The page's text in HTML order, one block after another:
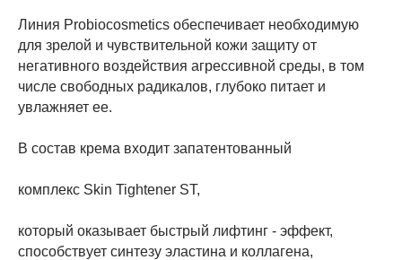
Линия Probiocosmetics обеспечивает необходимую
для зрелой и чувствительной кожи защиту от
негативного воздействия агрессивной среды, в том
числе свободных радикалов, глубоко питает и
увлажняет ее.
В состав крема входит запатентованный
комплекс Skin Tightener ST,
который оказывает быстрый лифтинг - эффект,
способствует синтезу эластина и коллагена,